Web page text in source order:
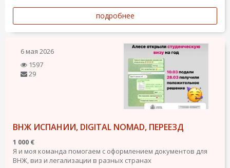
подробнее
6 мая 2026
1597
29
ВНЖ ИСПАНИИ, DIGITAL NOMAD, ПЕРЕЕЗД
1 000 €
Я и моя команда помогаем с оформлением документов для
ВНЖ, виз и легализации в разных странах